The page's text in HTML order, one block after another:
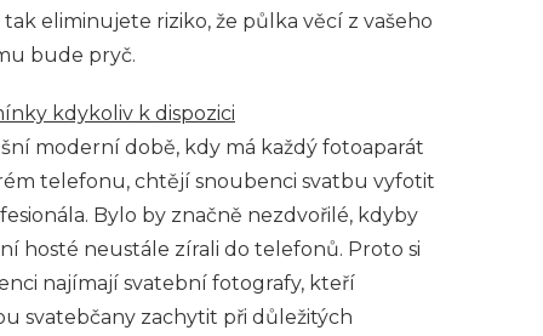
tak eliminujete riziko, že půlka věcí z vašeho
bude pryč.
kdykoliv k dispozici
moderní době, kdy má každý fotoaparát
telefonu, chtějí snoubenci svatbu vyfotit
Bylo by značně nezdvořilé, kdyby
hosté neustále zírali do telefonů. Proto si
najímají svatební fotografy, kteří
svatebčany zachytit při důležitých